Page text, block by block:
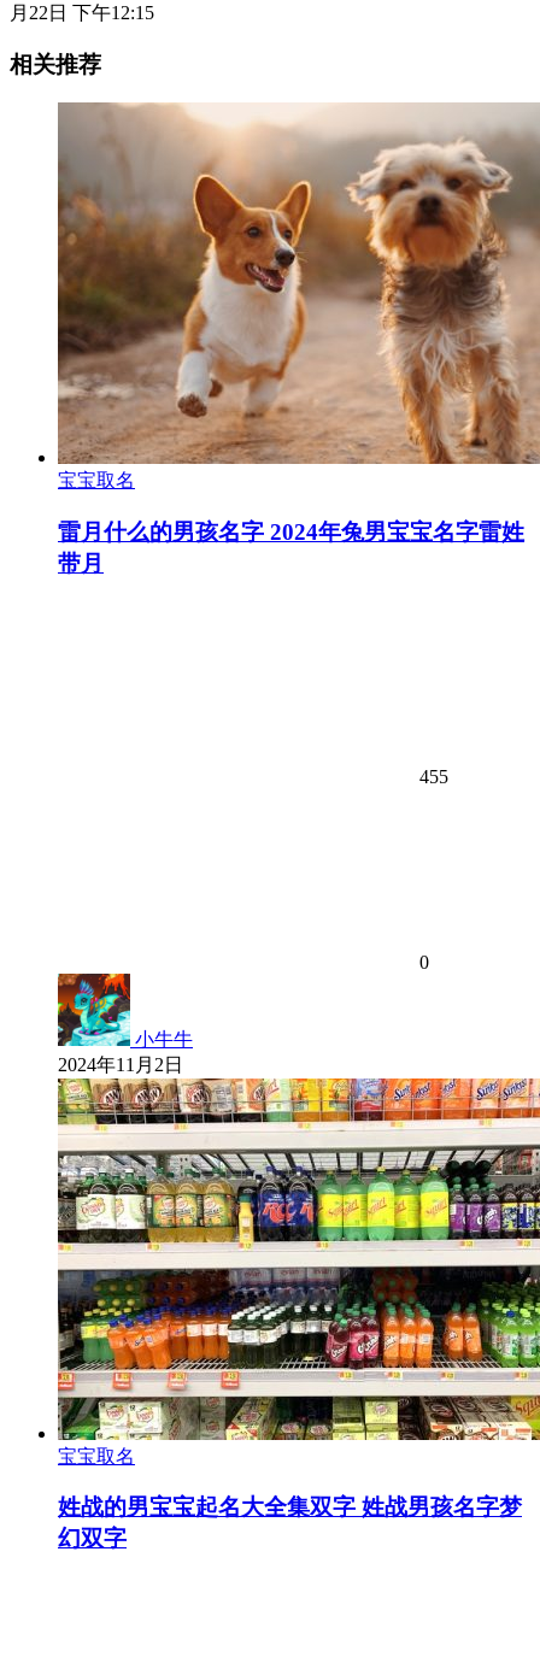
月22日 下午12:15
相关推荐
宝宝取名
雷月什么的男孩名字 2024年兔男宝宝名字雷姓
带月
455
0
小牛牛
2024年11月2日
宝宝取名
姓战的男宝宝起名大全集双字 姓战男孩名字梦
幻双字